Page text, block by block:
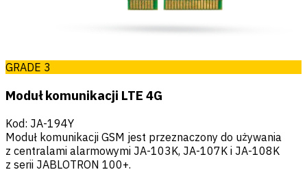
GRADE 3
Moduł komunikacji LTE 4G
Kod: JA-194Y
Moduł komunikacji GSM jest przeznaczony do używania
z centralami alarmowymi JA-103K, JA-107K i JA-108K
z serii JABLOTRON 100+.